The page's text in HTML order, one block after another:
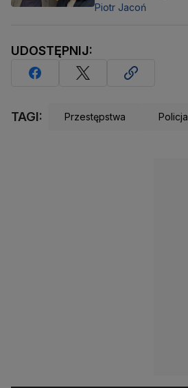
Piotr Jacoń
UDOSTĘPNIJ:
TAGI: Przestępstwa Policja